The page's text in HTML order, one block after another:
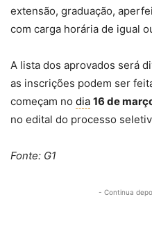
extensão, graduação,
com carga horária de igual
A lista dos aprovados será
as inscrições podem ser
começam no dia 16 de
no edital do processo
Fonte: G1
- Continua